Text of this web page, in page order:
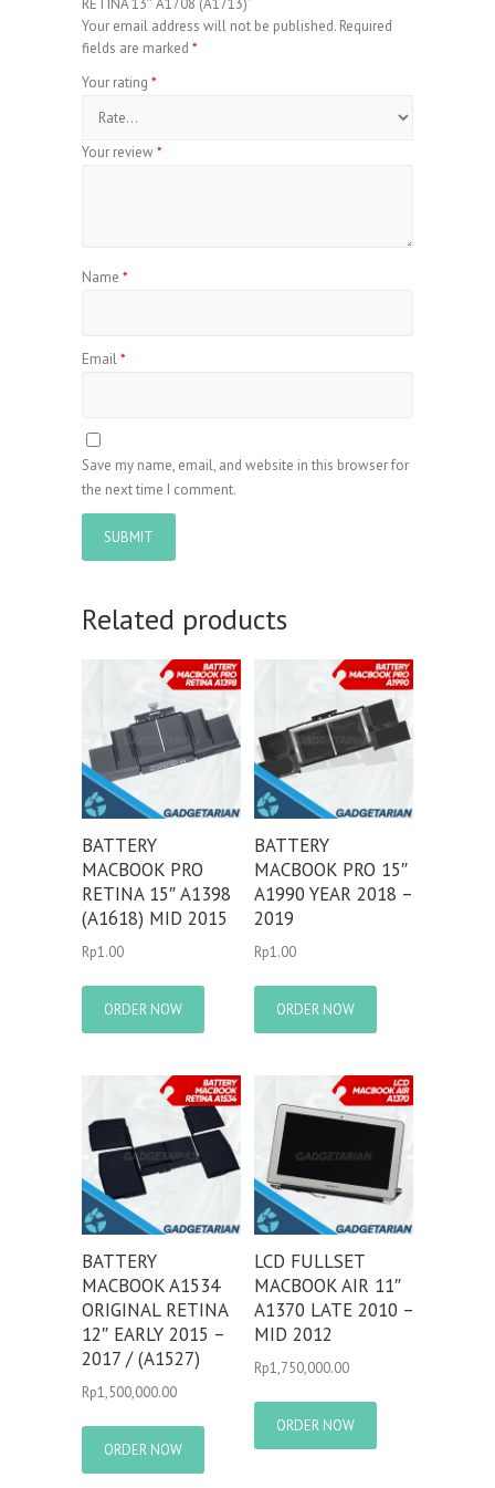
RETINA 13″ A1708 (A1713)”
Your email address will not be published. Required
fields are marked *
Your rating *
Your review*
Name *
Email*
Save my name, email, and website in this browser for
the next time I comment.
Related products
BATTERY
MACBOOK PRO
RETINA 15″ A1398
(A1618) MID 2015
Rp1.00
ORDER NOW
BATTERY
MACBOOK PRO 15″
A1990 YEAR 2018 –
2019
Rp1.00
ORDER NOW
BATTERY
MACBOOK A1534
ORIGINAL RETINA
12″ EARLY 2015 –
2017 / (A1527)
Rp1,500,000.00
ORDER NOW
LCD FULLSET
MACBOOK AIR 11″
A1370 LATE 2010 –
MID 2012
Rp1,750,000.00
ORDER NOW